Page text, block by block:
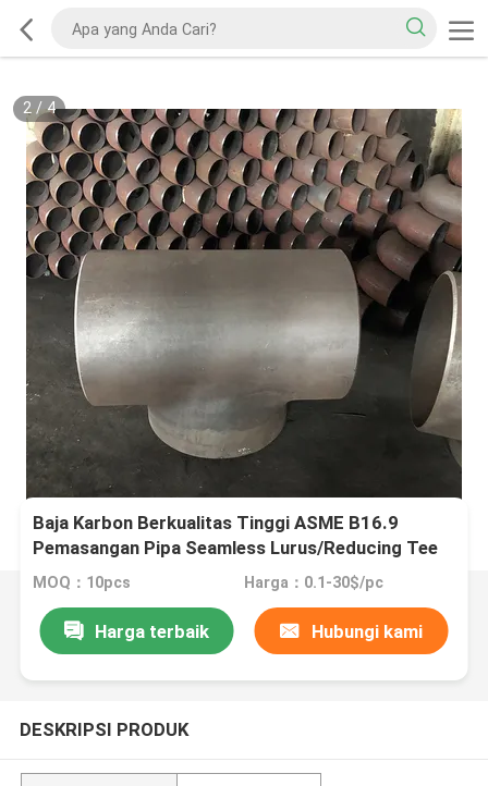
2/4
Baja Karbon Berkualitas Tinggi ASME B16.9
Pemasangan Pipa Seamless Lurus/Reducing Tee
MOQ：10pcs Harga：0.1-30$/pc
Harga terbaik Hubungi kami
DESKRIPSI PRODUK